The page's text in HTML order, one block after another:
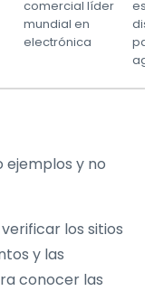
comercial líder
mundial en
electrónica
ejemplos y no
los sitios
y las
conocer las